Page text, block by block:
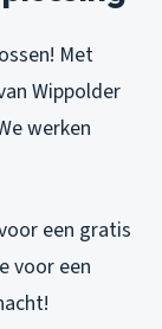
Met
Wippolder
werken
een gratis
voor een